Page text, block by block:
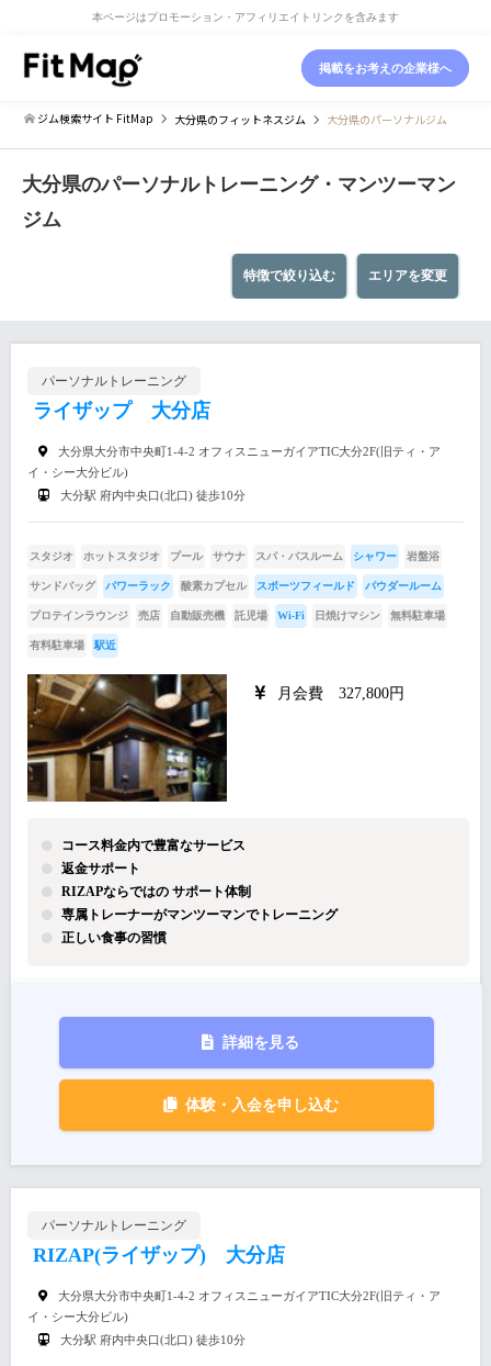
本ページはプロモーション・アフィリエイトリンクを含みます
掲載をお考えの企業様へ
ジム検索サイト FitMap 大分県のフィットネスジム 大分県のパーソナルジム
大分県のパーソナルトレーニング・マンツーマン
ジム
エリアを変更
特徴で絞り込む
パーソナルトレーニング
ライザップ 大分店
大分県大分市中央町1-4-2 オフィスニューガイアTIC大分2F(旧ティ・ア
イ・シー大分ビル)
大分駅 府内中央口(北口) 徒歩10分
スタジオ ホットスタジオ プール サウナ スパ・バスルーム シャワー 岩盤浴
サンドバッグ パワーラック 酸素カプセル スポーツフィールド パウダールーム
プロテインラウンジ 売店 自動販売機 託児場 Wi-Fi 日焼けマシン 無料駐車場
有料駐車場 駅近
月会費 327,800円
コース料金内で豊富なサービス
返金サポート
RIZAPならではの サポート体制
専属トレーナーがマンツーマンでトレーニング
正しい食事の習慣
詳細を見る
体験・入会を申し込む
パーソナルトレーニング
RIZAP(ライザップ) 大分店
大分県大分市中央町1-4-2 オフィスニューガイアTIC大分2F(旧ティ・ア
イ・シー大分ビル)
大分駅 府内中央口(北口) 徒歩10分